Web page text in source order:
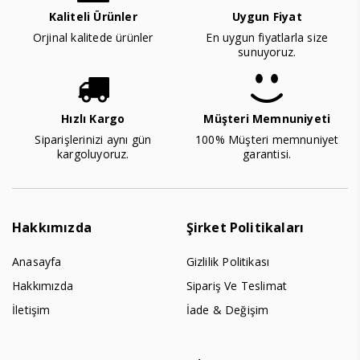
Kaliteli Ürünler
Orjinal kalitede ürünler
Uygun Fiyat
En uygun fiyatlarla size
sunuyoruz.
Hızlı Kargo
Siparişlerinizi aynı gün
kargoluyoruz.
Müşteri Memnuniyeti
100% Müşteri memnuniyet
garantisi.
Hakkımızda
Anasayfa
Hakkımızda
İletişim
Şirket Politikaları
Gizlilik Politikası
Sipariş Ve Teslimat
İade & Değişim